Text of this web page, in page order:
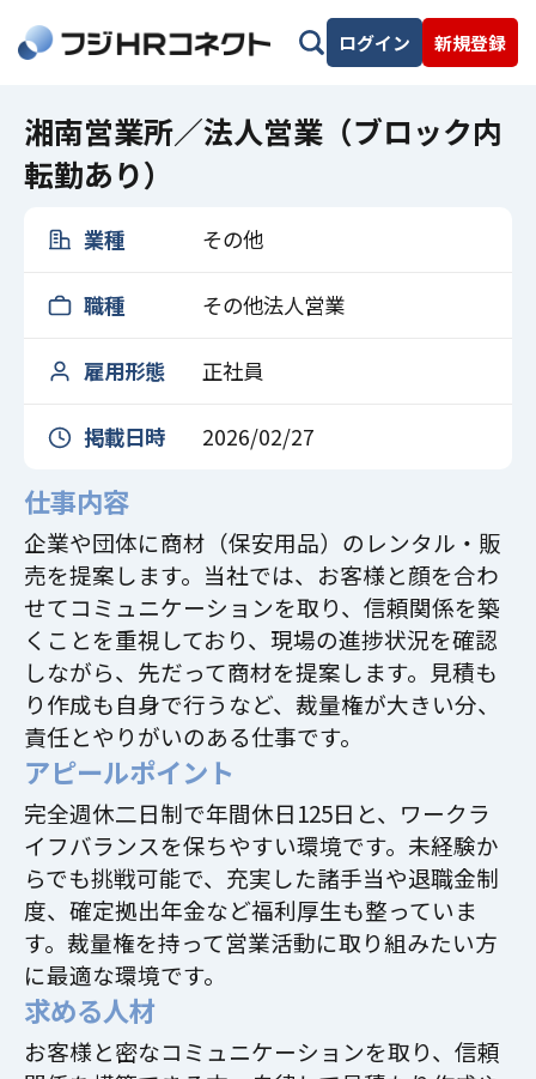
ログイン 新規登録
湘南営業所／法人営業（ブロック内
転勤あり）
業種 その他
職種 その他法人営業
雇用形態 正社員
掲載日時 2026/02/27
仕事内容
企業や団体に商材（保安用品）のレンタル・販
売を提案します。当社では、お客様と顔を合わ
せてコミュニケーションを取り、信頼関係を築
くことを重視しており、現場の進捗状況を確認
しながら、先だって商材を提案します。見積も
り作成も自身で行うなど、裁量権が大きい分、
責任とやりがいのある仕事です。
アピールポイント
完全週休二日制で年間休日125日と、ワークラ
イフバランスを保ちやすい環境です。未経験か
らでも挑戦可能で、充実した諸手当や退職金制
度、確定拠出年金など福利厚生も整っていま
す。裁量権を持って営業活動に取り組みたい方
に最適な環境です。
求める人材
お客様と密なコミュニケーションを取り、信頼